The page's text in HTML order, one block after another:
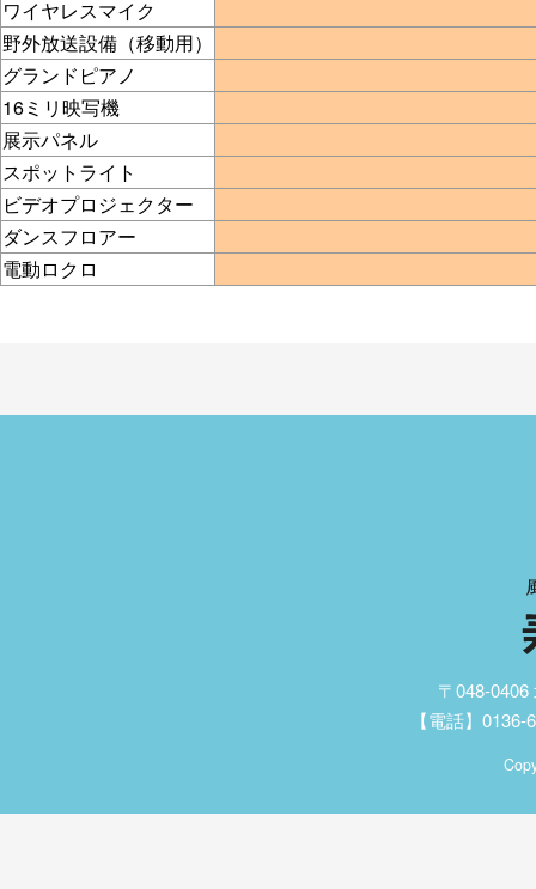
ワイヤレスマイク
野外放送設備（移動用）
グランドピアノ
16ミリ映写機
展示パネル
スポットライト
ビデオプロジェクター
ダンスフロアー
電動ロクロ
〒048-
【電話】